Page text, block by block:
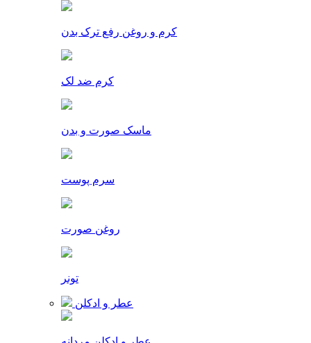
کرم و روغن رفع ترک بدن
کرم ضد لک
ماسک صورت و بدن
سرم پوست
روغن صورت
تونر
عطر و ادکلن